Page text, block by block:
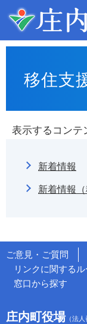
移住支
表示するコンテ
新着情報
新着情報（
ご意見・ご質問
リンクに関する
窓口から探す
庄内町役場（法人